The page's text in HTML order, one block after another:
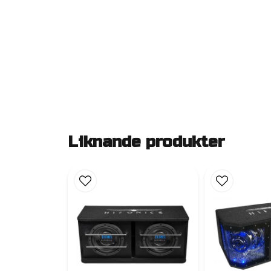
Liknande produkter